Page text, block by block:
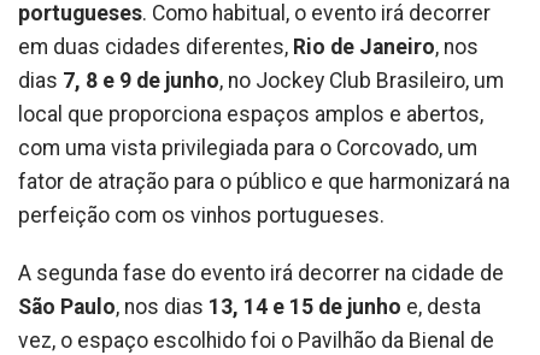
portugueses. Como habitual, o evento irá decorrer
em duas cidades diferentes, Rio de Janeiro, nos
dias 7, 8 e 9 de junho, no Jockey Club Brasileiro, um
local que proporciona espaços amplos e abertos,
com uma vista privilegiada para o Corcovado, um
fator de atração para o público e que harmonizará na
perfeição com os vinhos portugueses.
A segunda fase do evento irá decorrer na cidade de
São Paulo, nos dias 13, 14 e 15 de junho e, desta
vez, o espaço escolhido foi o Pavilhão da Bienal de